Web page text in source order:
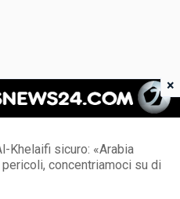
News 24
Khelaifi sicuro: «Arabia
concentriamoci su di
×